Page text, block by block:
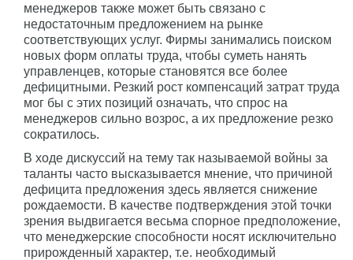
менеджеров также может быть связано с
недостаточным предложением на рынке
соответствующих услуг. Фирмы занимались поиском
новых форм оплаты труда, чтобы суметь нанять
управленцев, которые становятся все более
дефицитными. Резкий рост компенсаций затрат труда
мог бы с этих позиций означать, что спрос на
менеджеров сильно возрос, а их предложение резко
сократилось.
В ходе дискуссий на тему так называемой войны за
таланты часто высказывается мнение, что причиной
дефицита предложения здесь является снижение
рождаемости. В качестве подтверждения этой точки
зрения выдвигается весьма спорное предположение,
что менеджерские способности носят исключительно
прирожденный характер, т.е. необходимый